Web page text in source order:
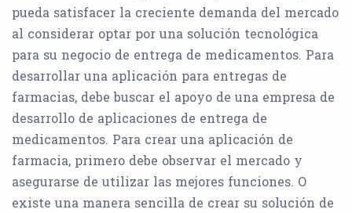
pueda satisfacer la creciente demanda del mercado
al considerar optar por una solución tecnológica
para su negocio de entrega de medicamentos. Para
desarrollar una aplicación para entregas de
farmacias, debe buscar el apoyo de una empresa de
desarrollo de aplicaciones de entrega de
medicamentos. Para crear una aplicación de
farmacia, primero debe observar el mercado y
asegurarse de utilizar las mejores funciones. O
existe una manera sencilla de crear su solución de